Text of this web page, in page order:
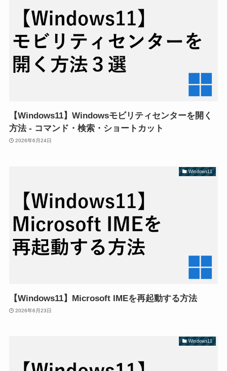
【Windows11】Windowsモビリティセンターを開く
方法 - コマンド・検索・ショートカット
2026年6月24日
Windows11
【Windows11】Microsoft IMEを再起動する方法
2026年6月23日
Windows11